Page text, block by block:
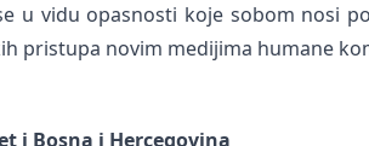
u vidu opasnosti koje sobom nosi
pristupa novim medijima humane
i Bosna i Hercegovina